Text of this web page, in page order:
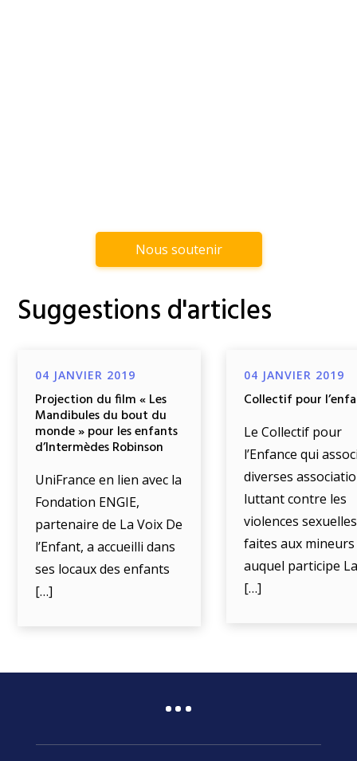
Nous soutenir
Suggestions d'articles
04 JANVIER 2019
Projection du film « Les
Mandibules du bout du
monde » pour les enfants
d’Intermèdes Robinson
UniFrance en lien avec la
Fondation ENGIE,
partenaire de La Voix De
l’Enfant, a accueilli dans
ses locaux des enfants
[…]
04 JANVIER 2019
Collectif pour
Le Collectif pour
l’Enfance qui
diverses
luttant contre les
violences sexuelles
faites aux mineurs
auquel participe
[…]